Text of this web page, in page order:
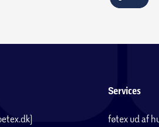
Services
føtex ud af